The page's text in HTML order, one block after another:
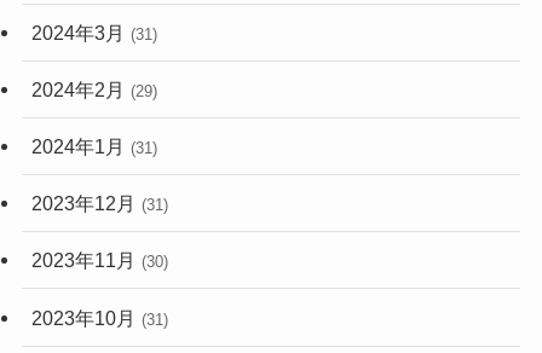
2024年3月 (31)
2024年2月 (29)
2024年1月 (31)
2023年12月 (31)
2023年11月 (30)
2023年10月 (31)